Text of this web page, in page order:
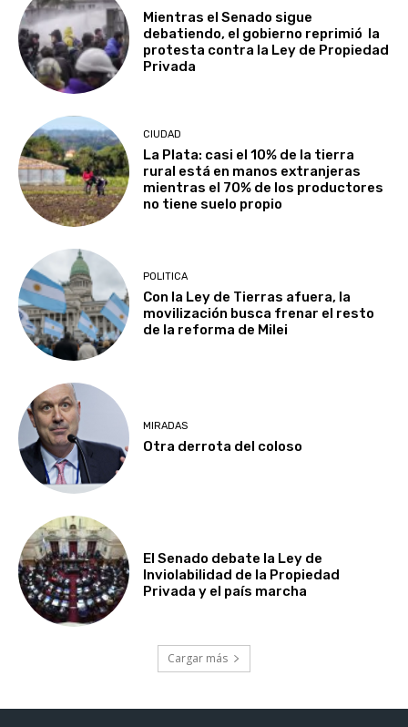
Mientras el Senado sigue
debatiendo, el gobierno reprimió la
protesta contra la Ley de Propiedad
Privada
CIUDAD
La Plata: casi el 10% de la tierra
rural está en manos extranjeras
mientras el 70% de los productores
no tiene suelo propio
POLITICA
Con la Ley de Tierras afuera, la
movilización busca frenar el resto
de la reforma de Milei
MIRADAS
Otra derrota del coloso
El Senado debate la Ley de
Inviolabilidad de la Propiedad
Privada y el país marcha
Cargar más